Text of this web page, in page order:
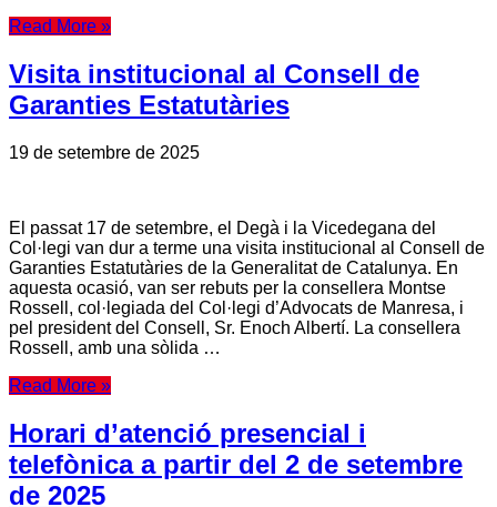
Read More »
Visita institucional al Consell de
Garanties Estatutàries
19 de setembre de 2025
El passat 17 de setembre, el Degà i la Vicedegana del
Col·legi van dur a terme una visita institucional al Consell de
Garanties Estatutàries de la Generalitat de Catalunya. En
aquesta ocasió, van ser rebuts per la consellera Montse
Rossell, col·legiada del Col·legi d’Advocats de Manresa, i
pel president del Consell, Sr. Enoch Albertí. La consellera
Rossell, amb una sòlida …
Read More »
Horari d’atenció presencial i
telefònica a partir del 2 de setembre
de 2025